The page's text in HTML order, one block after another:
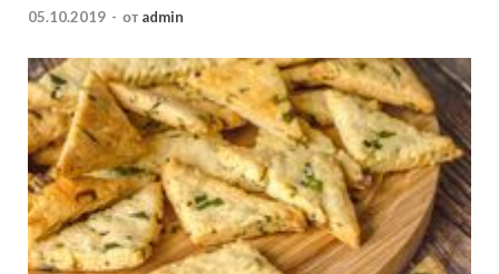
05.10.2019 - от admin